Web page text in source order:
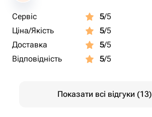
Сервіс 5/5
Ціна/Якість
5/5
Доставка
5/5
Відповідність
5/5
Показати всі відгуки (13)